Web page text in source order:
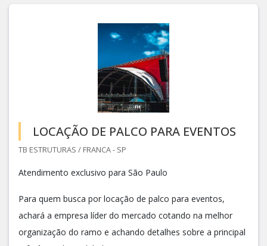
LOCAÇÃO DE PALCO PARA EVENTOS
TB ESTRUTURAS / FRANCA - SP
Atendimento exclusivo para São Paulo
Para quem busca por locação de palco para eventos,
achará a empresa líder do mercado cotando na melhor
organização do ramo e achando detalhes sobre a principal